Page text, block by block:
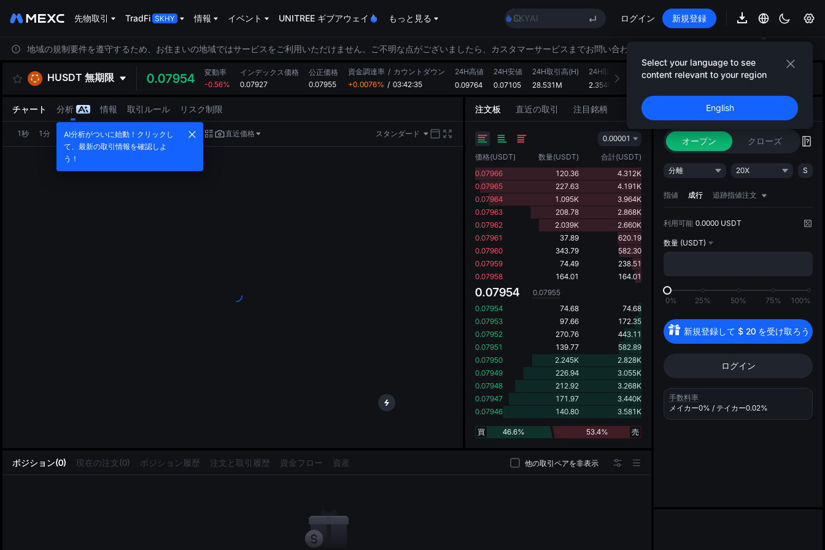
先物取引 TradFi 情報 イベント UNITREE ギブアウェイ もっと見る
SKYAI
ロックアップ期限切れ後もSPCX上昇
AAOI
SKYAI
ロックアップ期限切れ後もSPCX上昇
ログイン 新規登録
Select your language to see
content relevant to your region
English
地域の規制要件を遵守するため、お住まいの地域ではサービスをご利用いただけません。ご不明な点がございましたら、カスタマーサービスまでお問い合わせください。
HUSDT 無期限 0.07954
変動率
-0.56%
インデックス価格
0.07927
公正価格
0.07955
資金調達率 / カウントダウン
+0.0076% / 03:42:34
24H高値
0.09764
24H安値
0.07105
24H取引高(H)
28.531M
24H取引高(USDT)
2.354M
ポジション(0) 現在の注文(0) ポジション履歴 注文と取引履歴 資金フロー 資産 他の取引ペアを非表示
チャート 分析 情報 取引ルール リスク制限
1秒 1分 5分 15分 1時 4時 1日 直近価格 スタンダード
注文板 直近の取引 注目銘柄
0.00001
価格(USDT) 数量(USDT) 合計(USDT)
0.07966
120.36
4.312K
0.07965
227.63
4.191K
0.07964
1.095K
3.964K
0.07963
208.78
2.868K
0.07962
2.039K
2.660K
0.07961
37.89
620.19
0.07960
343.79
582.30
0.07959
74.49
238.51
0.07958
164.01 164.01
0.07954
0.07955
0.07954
74.68
74.68
0.07953
97.66
172.35
0.07952
270.76
443.11
0.07951
139.77
582.89
0.07950
2.245K
2.828K
0.07949
226.94
3.055K
0.07948
212.92
3.268K
0.07947
171.97
3.440K
0.07946
140.80 3.581K
46.6%
買 53.4% 売
AIストラテジーのご紹介
AIストラテジー
オープン クローズ
分離 20X S
指値 成行 追跡指値注文
利用可能 0.0000 USDT
数量 (USDT)
0% 25% 50% 75% 100%
新規登録して $ 20 を受け取ろう
ログイン
手数料率
メイカー0% / テイカー0.02%
AI分析がついに始動！クリックし
て、最新の取引情報を確認しよ
う！